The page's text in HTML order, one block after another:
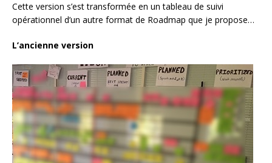
Cette version s’est transformée en un tableau de suivi
opérationnel d’un autre format de Roadmap que je propose…
L’ancienne version